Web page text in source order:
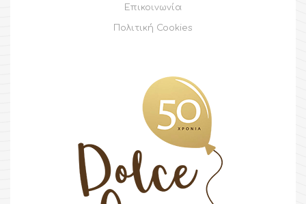
Επικοινωνία
Πολιτική Cookies